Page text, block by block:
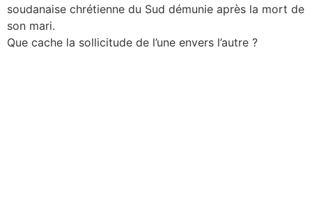
soudanaise chrétienne du Sud démunie après la mort de
son mari.
Que cache la sollicitude de l’une envers l’autre ?